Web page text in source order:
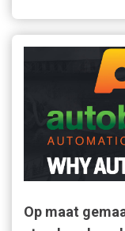
Op maat